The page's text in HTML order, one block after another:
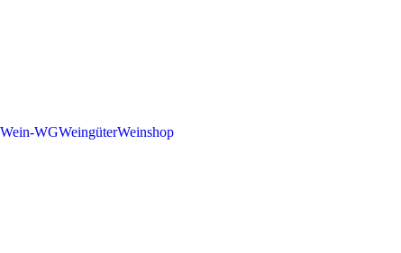
Wein-WGWeingüterWeinshop